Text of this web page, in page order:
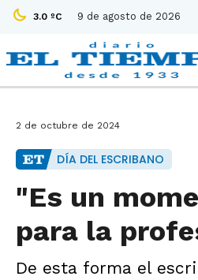
3.0 ºC 9 de agosto de 2026
2 de octubre de 2024
DÍA DEL ESCRIBANO
"Es un
para la
De esta forma el